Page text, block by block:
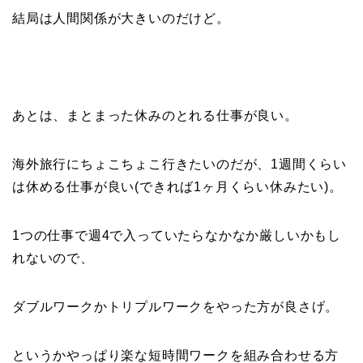
結局は人間関係が大きいのだけど。
あとは、まとまった休みのとれる仕事が良い。
海外旅行にちょこちょこ行きたいのだが、1週間くらい
は休める仕事が良い(できれば1ヶ月くらい休みたい)。
1つの仕事で週4で入っていたらなかなか厳しいかもし
れないので、
ダブルワークかトリプルワークをやった方が良さげ。
というかやっぱり楽な短時間ワークを組み合わせる方